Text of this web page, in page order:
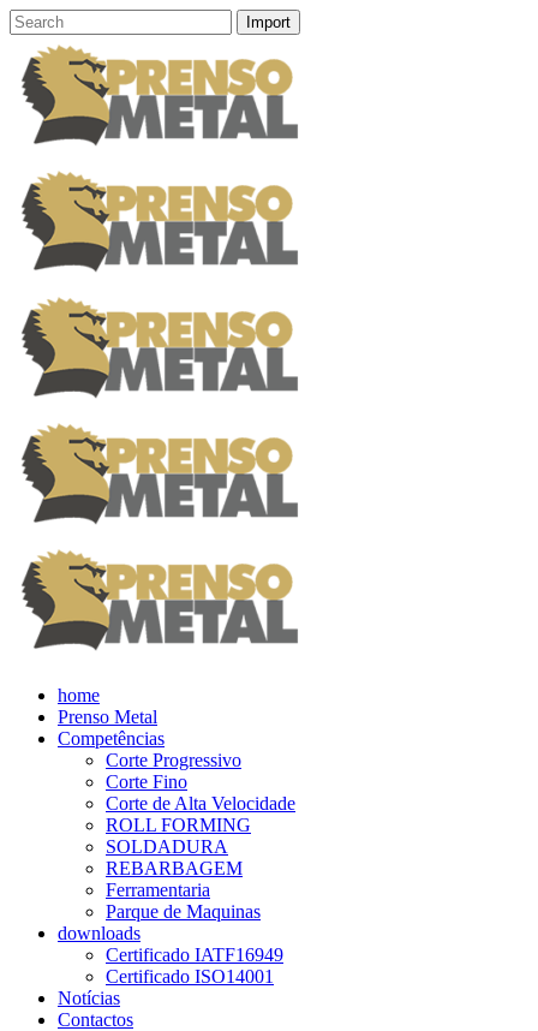
home
Prenso Metal
Competências
Corte Progressivo
Corte Fino
Corte de Alta Velocidade
ROLL FORMING
SOLDADURA
REBARBAGEM
Ferramentaria
Parque de Maquinas
downloads
Certificado IATF16949
Certificado ISO14001
Notícias
Contactos